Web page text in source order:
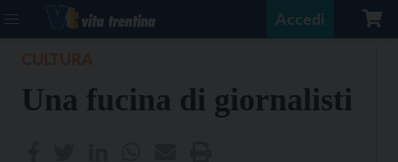
Accedi
Una fucina di giornalisti